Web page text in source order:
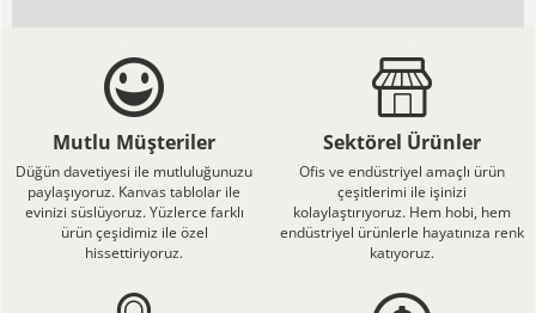
Mutlu Müşteriler
Düğün davetiyesi ile mutluluğunuzu
paylaşıyoruz. Kanvas tablolar ile
evinizi süslüyoruz. Yüzlerce farklı
ürün çeşidimiz ile özel
hissettiriyoruz.
Sektörel Ürünler
Ofis ve endüstriyel amaçlı ürün
çeşitlerimi ile işinizi
kolaylaştırıyoruz. Hem hobi, hem
endüstriyel ürünlerle hayatınıza renk
katıyoruz.